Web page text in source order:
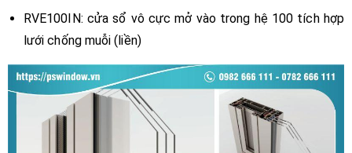
RVE100IN: cửa sổ vô cực mở vào trong hệ 100 tích hợp
lưới chống muỗi (liền)